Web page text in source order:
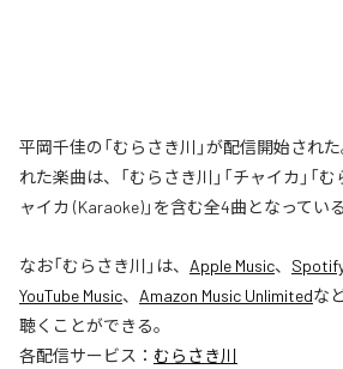
平岡千佳の「むらさき川」が配信開始され
れた楽曲は、「むらさき川」「チャイカ」「
ャイカ (Karaoke)」を含む全4曲となっている
なお「むらさき川 」は、 Apple Music、
YouTube Music、 Amazon Music Unlimitedな
聴くことができる。
各配信サービス： むらさき川